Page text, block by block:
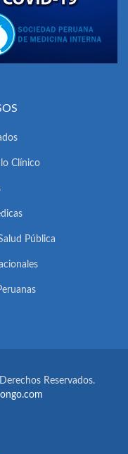
Clínico
Pública
Reservados.